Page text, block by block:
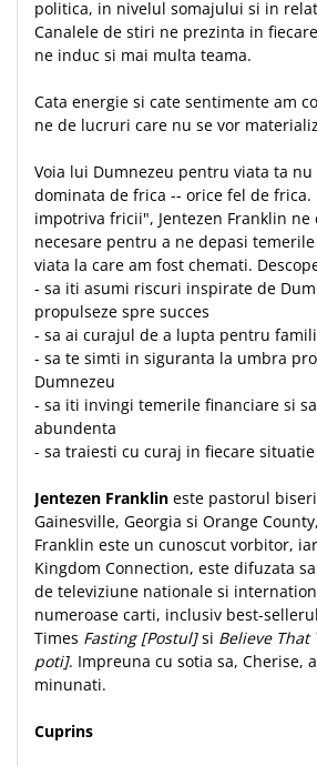
Despre afaceri
Dezvoltare personala
Leadership
Mediu
Sanatate / nutritie
politica, in nivelul somajului si in
Canalele de stiri ne prezinta in
ne induc si mai multa teama.
Cata energie si cate sentimente am
ne de lucruri care nu se vor
Voia lui Dumnezeu pentru viata ta nu
dominata de frica -- orice fel de
impotriva fricii", Jentezen Franklin ne
necesare pentru a ne depasi
viata la care am fost chemati.
- sa iti asumi riscuri inspirate de
propulseze spre succes
- sa ai curajul de a lupta pentru
- sa te simti in siguranta la umbra
Dumnezeu
- sa iti invingi temerile financiare si
abundenta
- sa traiesti cu curaj in fiecare
Jentezen Franklin este pastorul
Gainesville, Georgia si Orange
Franklin este un cunoscut vorbitor,
Kingdom Connection, este difuzata
de televiziune nationale si
numeroase carti, inclusiv best-
Times Fasting [Postul]si Believe That
poti]. Impreuna cu sotia sa, Cherise,
minunati.
Cuprins